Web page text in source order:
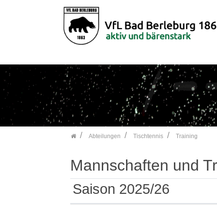
Zum Inhalt springen
Abteilungen Tischtennis Training
Mannschaften und
Saison 2025/26